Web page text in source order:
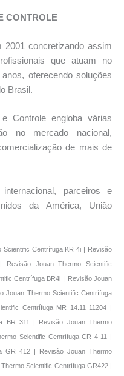
CONTROLE
2001 concretizando assim
que atuam no
oferecendo soluções
Brasil.
Controle engloba várias
no mercado nacional,
de mais de
parceiros e
da América, União
Centrífuga KR 4i | Revisão
Revisão Jouan Thermo Scientific
Centrífuga BR4i | Revisão Jouan
Jouan Thermo Scientific Centrífuga
Centrífuga MR 14.11 11204 |
BR 311 | Revisão Jouan Thermo
Scientific Centrífuga CR 4-11 |
GR 412 | Revisão Jouan Thermo
Scientific Centrífuga GR422 |